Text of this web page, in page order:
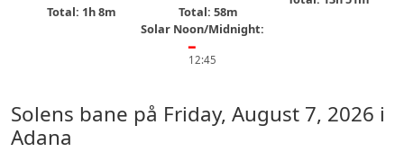
Total: 1h 8m Total: 58m
Solar Noon/Midnight:
━
12:45
Solens bane på Friday, August 7, 2026 i
Adana